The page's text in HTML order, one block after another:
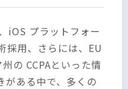
プラットフォー
用、さらには、EU
の CCPAといった情
がある中で、多くの